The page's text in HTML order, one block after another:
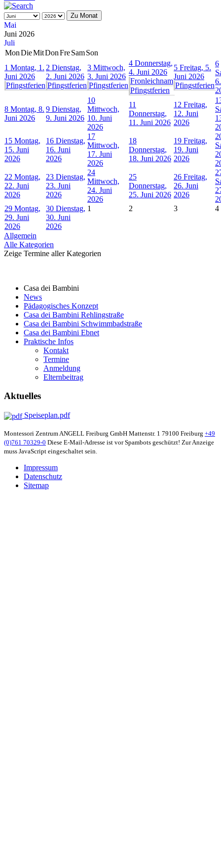
Zu Monat
Mai
Juni 2026
Juli
MonDieMitDonFreSamSon
1 Montag, 1.
Juni 2026
Pfingstferien
2 Dienstag,
2. Juni 2026
Pfingstferien
3 Mittwoch,
3. Juni 2026
Pfingstferien
4 Donnerstag,
4. Juni 2026
Fronleichnam
Pfingstferien
5 Freitag, 5.
Juni 2026
Pfingstferien
6
8 Montag, 8.
Juni 2026
9 Dienstag,
9. Juni 2026
10
Mittwoch,
10. Juni
2026
11
Donnerstag,
11. Juni 2026
12 Freitag,
12. Juni
2026
15 Montag,
15. Juni
2026
16 Dienstag,
16. Juni
2026
17
Mittwoch,
17. Juni
2026
18
Donnerstag,
18. Juni 2026
19 Freitag,
19. Juni
2026
22 Montag,
22. Juni
2026
23 Dienstag,
23. Juni
2026
24
Mittwoch,
24. Juni
2026
25
Donnerstag,
25. Juni 2026
26 Freitag,
26. Juni
2026
29 Montag,
29. Juni
2026
30 Dienstag,
30. Juni
2026
1 2 3 4
Allgemein
Alle Kategorien
Zeige Termine aller Kategorien
Casa dei Bambini
News
Pädagogisches Konzept
Casa dei Bambini Rehlingstraße
Casa dei Bambini Schwimmbadstraße
Casa dei Bambini Ebnet
Praktische Infos
Kontakt
Termine
Anmeldung
Elternbeitrag
Aktuelles
Speiseplan.pdf
Montessori Zentrum ANGELL Freiburg GmbH Mattenstr. 1 79100 Freiburg +49
(0)761 70329-0 Diese E-Mail-Adresse ist vor Spambots geschützt! Zur Anzeige
muss JavaScript eingeschaltet sein.
Impressum
Datenschutz
Sitemap